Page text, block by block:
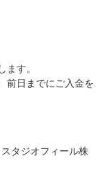
す。
前日までにご入金を
ジオフィール株